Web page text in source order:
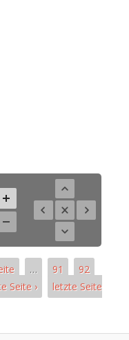
… 91
92
Seite ›
letzte Seite